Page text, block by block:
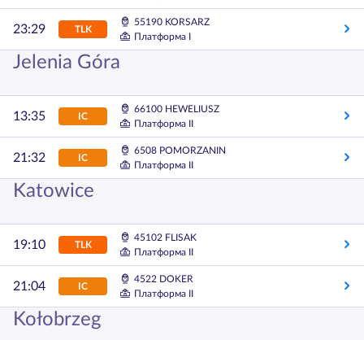
23:29 TLK
55190 KORSARZ
Платформа I
Jelenia Góra
13:35 IC
66100 HEWELIUSZ
Платформа II
21:32 IC
6508 POMORZANIN
Платформа II
Katowice
19:10 TLK
45102 FLISAK
Платформа II
21:04 IC
4522 DOKER
Платформа II
Kołobrzeg